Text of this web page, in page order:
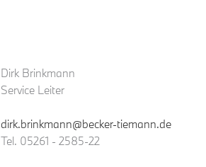
Dirk Brinkmann
Service Leiter
dirk.brinkmann@becker-tiemann.de
Tel. 05261 - 2585-22